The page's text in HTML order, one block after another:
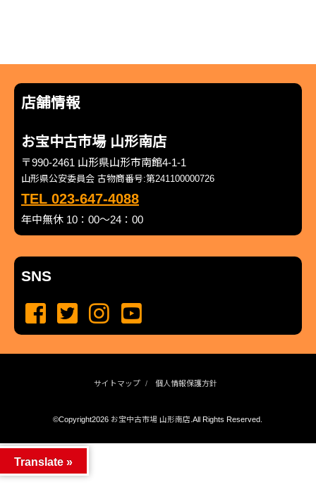
店舗情報
お宝中古市場 山形南店
〒990-2461 山形県山形市南館4-1-1
山形県公安委員会 古物商番号:第241100000726
TEL 023-647-4088
年中無休 10：00～24：00
SNS
サイトマップ 個人情報保護方針
©Copyright2026 お宝中古市場 山形南店 .All Rights Reserved.
Translate »